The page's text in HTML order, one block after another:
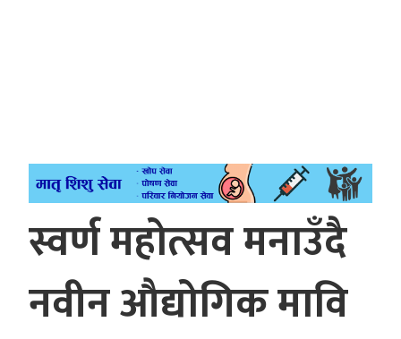
स्वर्ण महोत्सव मनाउँदै
नवीन औद्योगिक मावि